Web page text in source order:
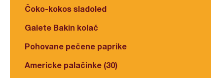
Čoko-kokos sladoled
Galete Bakin kolač
Pohovane pečene paprike
Americke palačinke (30)